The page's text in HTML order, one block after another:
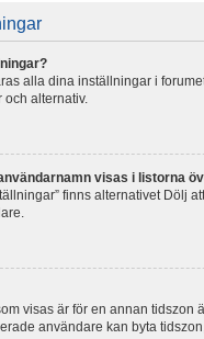
alla dina inställningar i
alternativ.
visas i listorna
finns alternativet Dölj
visas är för en annan
användare kan byta